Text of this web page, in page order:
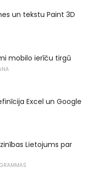
un tekstu Paint 3D
mobilo ierīču tirgū
Excel un Google
Lietojums par